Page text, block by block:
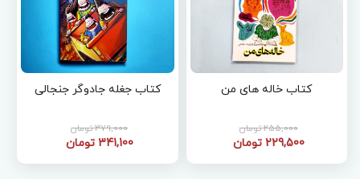
کتاب خاله های من
255,000 تومان
229,500 تومان
کتاب جغله جادوگر جنجالی
379,000 تومان
341,100 تومان